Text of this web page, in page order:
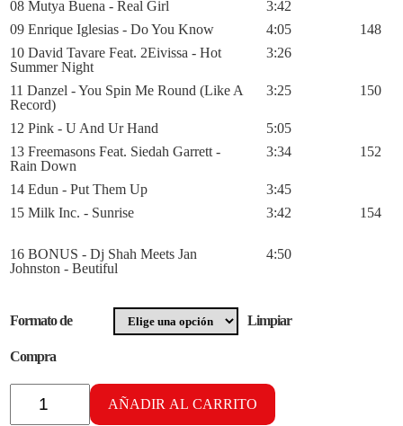
08 Mutya Buena - Real Girl
3:42
09 Enrique Iglesias - Do You Know
4:05
148
10 David Tavare Feat. 2Eivissa - Hot
Summer Night
3:26
11 Danzel - You Spin Me Round (Like A
Record)
3:25 150
12 Pink - U And Ur Hand
5:05
13 Freemasons Feat. Siedah Garrett -
Rain Down
3:34 152
14 Edun - Put Them Up
3:45
15 Milk Inc. - Sunrise
3:42 154
16 BONUS - Dj Shah Meets Jan
Johnston - Beutiful
4:50
Formato de
Compra
Limpiar
Radikal
Aerobic
AÑADIR AL CARRITO